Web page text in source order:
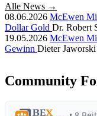
Alle News →
08.06.2026 McEwen
Dollar Gold Dr. Robert
19.05.2026 McEwen
Gewinn Dieter Jaworski
Community